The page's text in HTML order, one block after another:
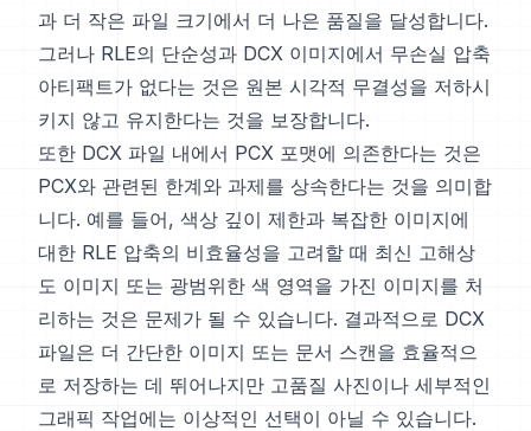
과 더 작은 파일 크기에서 더 나은 품질을 달성합니다.
그러나 RLE의 단순성과 DCX 이미지에서 무손실 압축
아티팩트가 없다는 것은 원본 시각적 무결성을 저하시
키지 않고 유지한다는 것을 보장합니다.
또한 DCX 파일 내에서 PCX 포맷에 의존한다는 것은
PCX와 관련된 한계와 과제를 상속한다는 것을 의미합
니다. 예를 들어, 색상 깊이 제한과 복잡한 이미지에
대한 RLE 압축의 비효율성을 고려할 때 최신 고해상
도 이미지 또는 광범위한 색 영역을 가진 이미지를 처
리하는 것은 문제가 될 수 있습니다. 결과적으로 DCX
파일은 더 간단한 이미지 또는 문서 스캔을 효율적으
로 저장하는 데 뛰어나지만 고품질 사진이나 세부적인
그래픽 작업에는 이상적인 선택이 아닐 수 있습니다.